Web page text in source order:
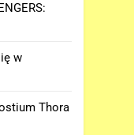
w
Thora